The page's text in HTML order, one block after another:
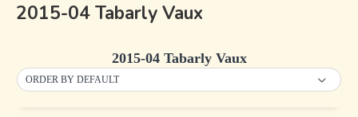
2015-04 Tabarly Vaux
2015-04 Tabarly Vaux
ORDER BY DEFAULT